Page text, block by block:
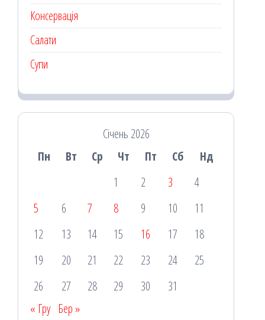
Консервація
Салати
Супи
Січень 2026
Пн
Вт Ср Чт Пт Сб
Нд
1
2 3
4
5
6 7 8 9 10
11
12
13 14 15 16 17
18
19
20 21 22 23 24
25
26
27 28 29 30
31
« Гру Бер »